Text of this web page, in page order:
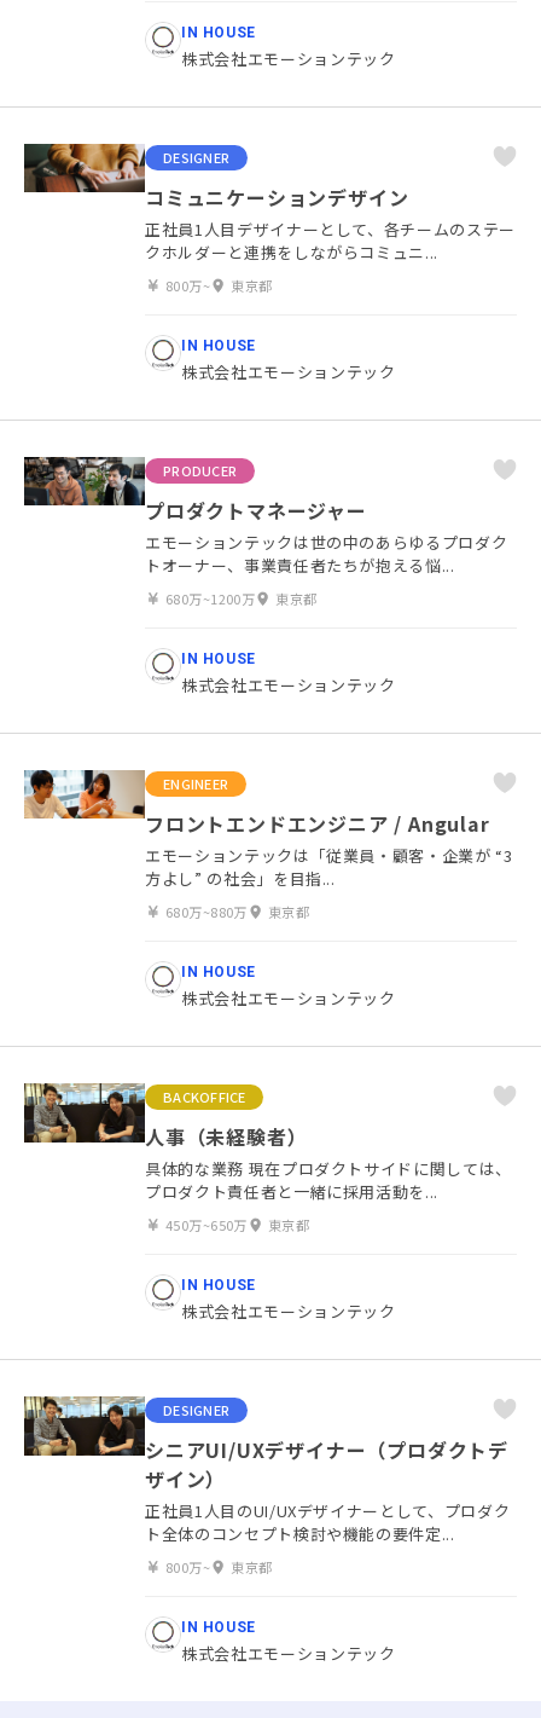
IN HOUSE
株式会社エモーションテック
DESIGNER
コミュニケーションデザイン
正社員1人目デザイナーとして、各チームのステー
クホルダーと連携をしながらコミュニ...
800万~ 東京都
IN HOUSE
株式会社エモーションテック
PRODUCER
プロダクトマネージャー
エモーションテックは世の中のあらゆるプロダク
トオーナー、事業責任者たちが抱える悩...
680万~1200万 東京都
IN HOUSE
株式会社エモーションテック
ENGINEER
フロントエンドエンジニア / Angular
エモーションテックは「従業員・顧客・企業が “3
方よし” の社会」を目指...
680万~880万 東京都
IN HOUSE
株式会社エモーションテック
BACKOFFICE
人事（未経験者）
具体的な業務 現在プロダクトサイドに関しては、
プロダクト責任者と一緒に採用活動を...
450万~650万 東京都
IN HOUSE
株式会社エモーションテック
DESIGNER
シニアUI/UXデザイナー（プロダクトデ
ザイン）
正社員1人目のUI/UXデザイナーとして、プロダク
ト全体のコンセプト検討や機能の要件定...
800万~ 東京都
IN HOUSE
株式会社エモーションテック